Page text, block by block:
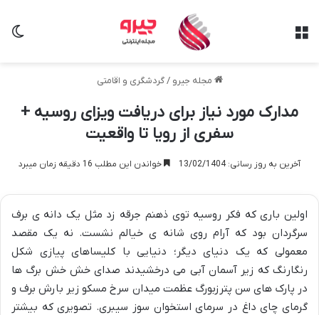
مجله جیرو / گردشگری و اقامتی
مدارک مورد نیاز برای دریافت ویزای روسیه +
سفری از رویا تا واقعیت
آخرین به روز رسانی: 13/02/1404 خواندن این مطلب 16 دقیقه زمان میبرد
اولین باری که فکر روسیه توی ذهنم جرقه زد مثل یک دانه ی برف
سرگردان بود که آرام روی شانه ی خیالم نشست. نه یک مقصد
معمولی که یک دنیای دیگر؛ دنیایی با کلیساهای پیازی شکل
رنگارنگ که زیر آسمان آبی می درخشیدند صدای خش خش برگ ها
در پارک های سن پترزبورگ عظمت میدان سرخ مسکو زیر بارش برف و
گرمای چای داغ در سرمای استخوان سوز سیبری. تصویری که بیشتر